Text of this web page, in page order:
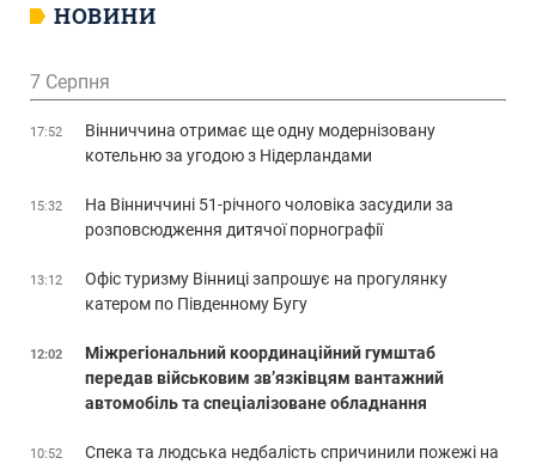
НОВИНИ
7 Серпня
17:52
Вінниччина отримає ще одну модернізовану
котельню за угодою з Нідерландами
15:32
На Вінниччині 51-річного чоловіка засудили за
розповсюдження дитячої порнографії
13:12
Офіс туризму Вінниці запрошує на прогулянку
катером по Південному Бугу
12:02
Міжрегіональний координаційний гумштаб
передав військовим зв’язківцям вантажний
автомобіль та спеціалізоване обладнання
10:52
Спека та людська недбалість спричинили пожежі на